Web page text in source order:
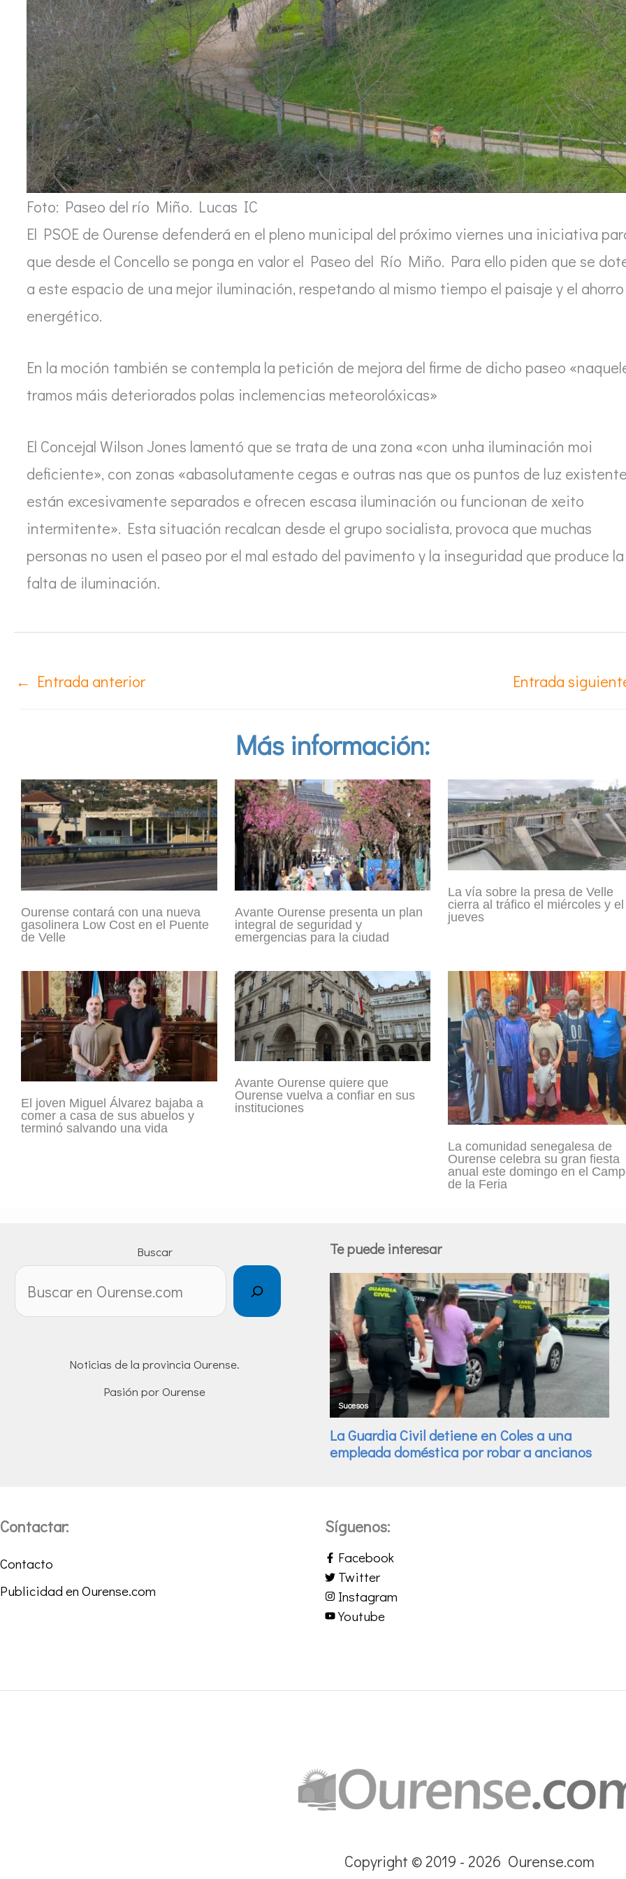
Foto: Paseo del río Miño. Lucas IC
El PSOE de Ourense defenderá en el pleno municipal del próximo viernes una iniciativa
que desde el Concello se ponga en valor el Paseo del Río Miño. Para ello piden que se
a este espacio de una mejor iluminación, respetando al mismo tiempo el paisaje y el ahorro
energético.
En la moción también se contempla la petición de mejora del firme de dicho paseo
tramos máis deteriorados polas inclemencias meteorolóxicas»
El Concejal Wilson Jones lamentó que se trata de una zona «con unha iluminación moi
deficiente», con zonas «abasolutamente cegas e outras nas que os puntos de luz
están excesivamente separados e ofrecen escasa iluminación ou funcionan de xeito
intermitente». Esta situación recalcan desde el grupo socialista, provoca que muchas
personas no usen el paseo por el mal estado del pavimento y la inseguridad que produce la
falta de iluminación.
← Entrada anterior Entrada
Más información:
Ourense contará con una nueva
gasolinera Low Cost en el Puente
de Velle
Avante Ourense presenta un plan
integral de seguridad y
emergencias para la ciudad
La vía sobre la presa de Velle
cierra al tráfico el miércoles y el
jueves
El joven Miguel Álvarez bajaba a
comer a casa de sus abuelos y
terminó salvando una vida
Avante Ourense quiere que
Ourense vuelva a confiar en sus
instituciones
La comunidad senegalesa de
Ourense celebra su gran fiesta
anual este domingo en el
de la Feria
Buscar
Noticias de la provincia Ourense.
Pasión por Ourense
Te puede interesar
Contactar:
Contacto
Publicidad en Ourense.com
Síguenos:
Facebook
Twitter
Instagram
Youtube
Copyright © 2019 - 2026 Ourense.com